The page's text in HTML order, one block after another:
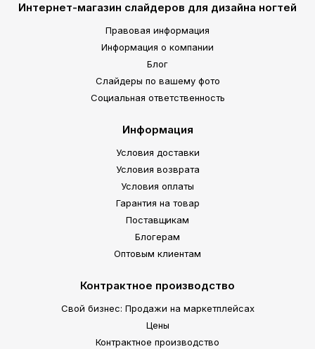
Интернет-магазин слайдеров для дизайна ногтей
Правовая информация
Информация о компании
Блог
Слайдеры по вашему фото
Социальная ответственность
Информация
Условия доставки
Условия возврата
Условия оплаты
Гарантия на товар
Поставщикам
Блогерам
Оптовым клиентам
Контрактное производство
Свой бизнес: Продажи на маркетплейсах
Цены
Контрактное производство